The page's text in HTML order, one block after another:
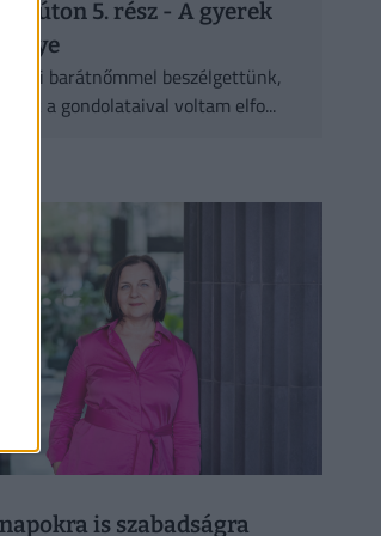
úton 5. rész - A gyerek
barátnőmmel beszélgettünk,
a gondolataival voltam elfo...
is szabadságra